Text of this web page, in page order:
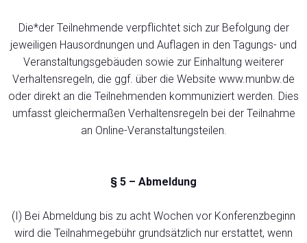
Die*der Teilnehmende verpflichtet sich zur Befolgung der
jeweiligen Hausordnungen und Auflagen in den Tagungs- und
Veranstaltungsgebäuden sowie zur Einhaltung weiterer
Verhaltensregeln, die ggf. über die Website www.munbw.de
oder direkt an die Teilnehmenden kommuniziert werden. Dies
umfasst gleichermaßen Verhaltensregeln bei der Teilnahme
an Online-Veranstaltungsteilen.
§ 5 – Abmeldung
(I) Bei Abmeldung bis zu acht Wochen vor Konferenzbeginn
wird die Teilnahmegebühr grundsätzlich nur erstattet, wenn